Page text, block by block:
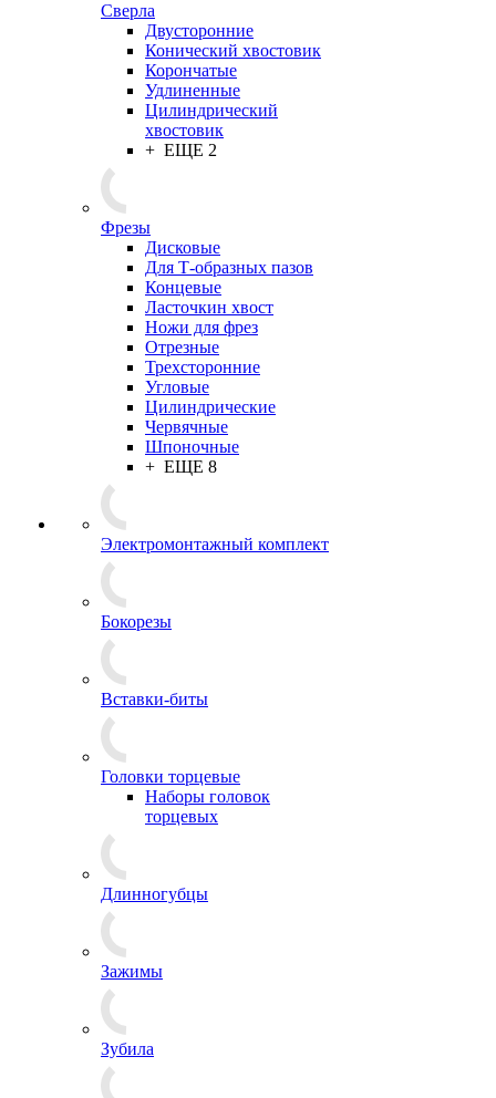
Сверла
Двусторонние
Конический хвостовик
Корончатые
Удлиненные
Цилиндрический
хвостовик
+ ЕЩЕ 2
Фрезы
Дисковые
Для Т-образных пазов
Концевые
Ласточкин хвост
Ножи для фрез
Отрезные
Трехсторонние
Угловые
Цилиндрические
Червячные
Шпоночные
+ ЕЩЕ 8
Электромонтажный комплект
Бокорезы
Вставки-биты
Головки торцевые
Наборы головок
торцевых
Длинногубцы
Зажимы
Зубила